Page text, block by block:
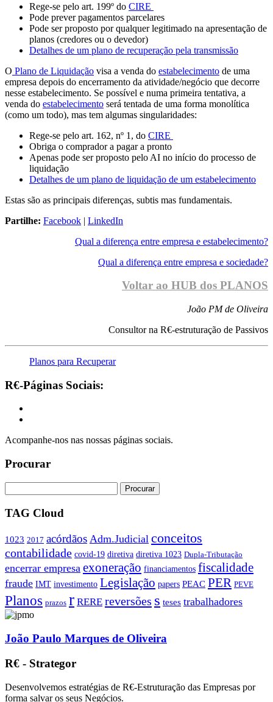
Rege-se pelo art. 199º do CIRE
Pode prever pagamentos parcelares
Pode ser proposto por qualquer legitimado na apresentação de
planos (credores ou o devedor)
Detalhes de um plano de recuperação pela transmissão
O Plano de Liquidação visa a venda do estabelecimento de uma
empresa depois do encerramento da atividade/negócio que decorre
nesse estabelecimento. Se possível e numa primeira tentativa, a
venda do estabelecimento será tentada de uma forma monolítica
(como um todo), mas tem algumas singularidades:
Rege-se pelo art. 162, nº 1, do CIRE
Obriga o comprador a pagar a pronto
Apenas pode ser proposto pelo AI no início do processo de
liquidação
Detalhes de um plano de liquidação de um estabelecimento
Estas são as principais diferenças, subtis mas fundamentais.
Partilhe: Facebook | LinkedIn
Qual a diferença entre empresa e estabelecimento?
Qual a diferença entre empresa e sociedade?
Voltar ao HUB dos PLANOS
João PM de Oliveira
Consultor na R€-estruturação de Passivos
Planos para Recuperar
R€-Páginas Sociais:
Acompanhe-nos nas nossas páginas sociais.
Procurar
TAG Cloud
1023 2017 acórdãos Adm.Judicial conceitos
contabilidade covid-19 diretiva diretiva 1023 Dupla-Tributação
encerrar empresa exoneração financiamentos fiscalidade
fraude IMT investimento Legislação papers PEAC PER PEVE
Planos prazos r RERE reversões s teses trabalhadores
João Paulo Marques de Oliveira
R€ - Strategor
Desenvolvemos estratégias de R€-Estruturação das Empresas por
forma salvar os seus Negócios.